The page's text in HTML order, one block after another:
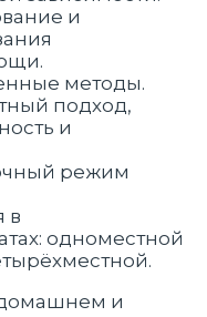
и
методы.
подход,
и
режим
в
одноместной
и